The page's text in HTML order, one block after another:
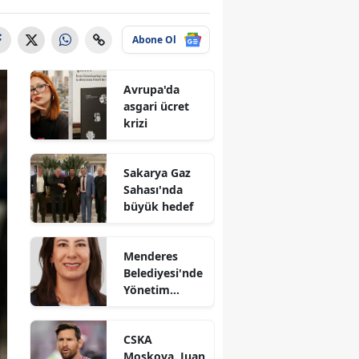
Abone Ol
Avrupa'da
asgari ücret
krizi
Sakarya Gaz
Sahası'nda
büyük hedef
Menderes
Belediyesi'nde
Yönetim
CSKA